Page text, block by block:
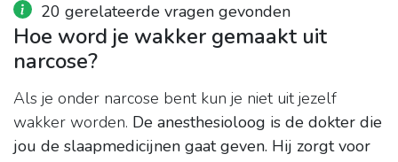
20 gerelateerde vragen gevonden
Hoe word je wakker gemaakt uit
narcose?
Als je onder narcose bent kun je niet uit jezelf
wakker worden. De anesthesioloog is de dokter die
jou de slaapmedicijnen gaat geven. Hij zorgt voor